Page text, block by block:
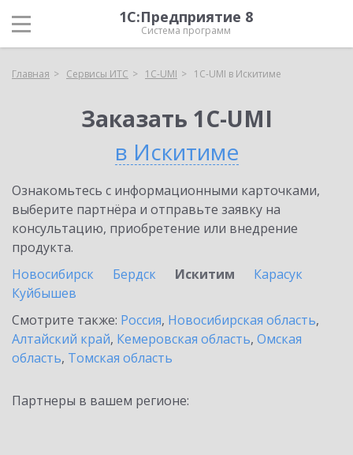
1С:Предприятие 8
Система программ
Главная Сервисы ИТС 1C-UMI 1C-UMI в Искитиме
Заказать 1C-UMI
в Искитиме
Ознакомьтесь с информационными карточками,
выберите партнёра и отправьте заявку на
консультацию, приобретение или внедрение
продукта.
Новосибирск
Бердск Искитим
Карасук
Куйбышев
Смотрите также: Россия, Новосибирская область,
Алтайский край, Кемеровская область, Омская
область, Томская область
Партнеры в вашем регионе: